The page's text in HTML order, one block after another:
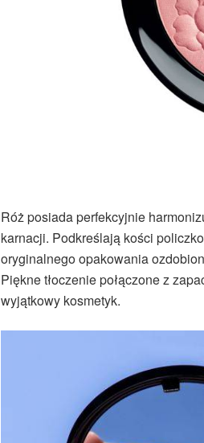
Róż posiada perfekcyjnie
karnacji. Podkreślają kości
oryginalnego opakowania
Piękne tłoczenie połączone z
wyjątkowy kosmetyk.